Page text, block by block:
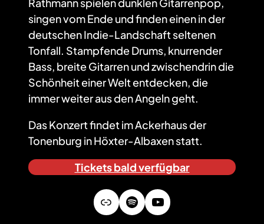
Rathmann spielen dunklen Gitarrenpop,
singen vom Ende und finden einen in der
deutschen Indie-Landschaft seltenen
Tonfall. Stampfende Drums, knurrender
Bass, breite Gitarren und zwischendrin die
Schönheit einer Welt entdecken, die
immer weiter aus den Angeln geht.
Das Konzert findet im Ackerhaus der
Tonenburg in Höxter-Albaxen statt.
Tickets bald verfügbar
Link Spotify YouTube